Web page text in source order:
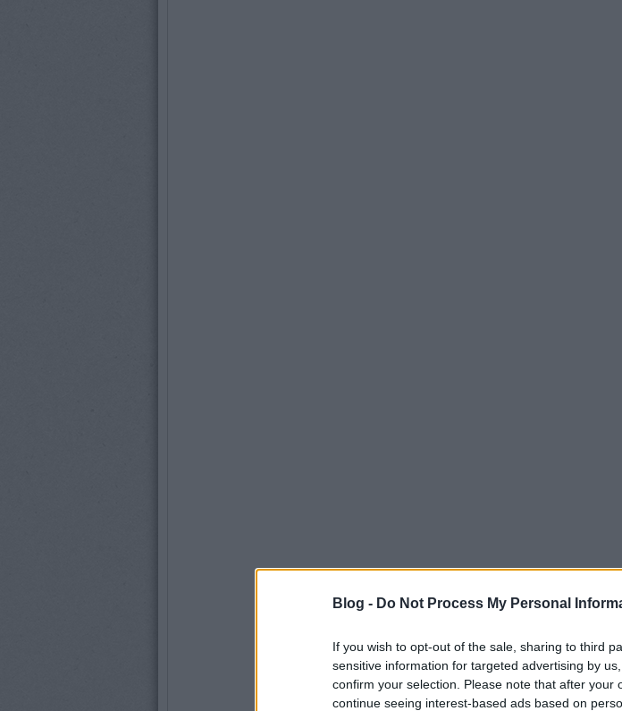
Blog - Do Not Process My Personal
If you wish to opt-out of the sale, sharing to third
sensitive information for targeted advertising by
confirm your selection. Please note that after your
continue seeing interest-based ads based on